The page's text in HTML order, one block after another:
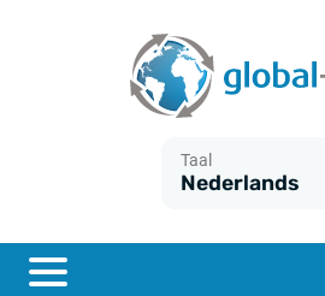
Taal
Nederlands
ESTER
Wat is CPI inflatie?
Wat is HICP inflatie?
Nederlandse inflatie - CPI
Euribor historie
SOFR historie
Inflatiecalculator